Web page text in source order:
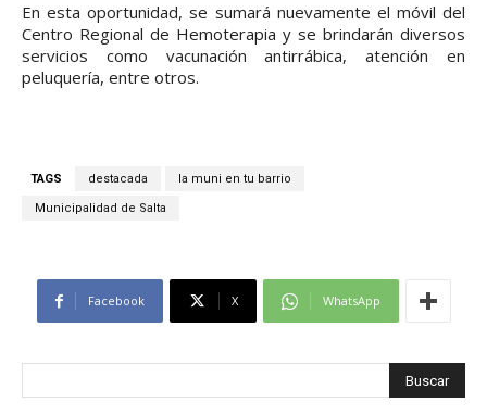
En esta oportunidad, se sumará nuevamente el móvil del
Centro Regional de Hemoterapia y se brindarán diversos
servicios como vacunación antirrábica, atención en
peluquería, entre otros.
TAGS destacada la muni en tu barrio
Municipalidad de Salta
Facebook X WhatsApp